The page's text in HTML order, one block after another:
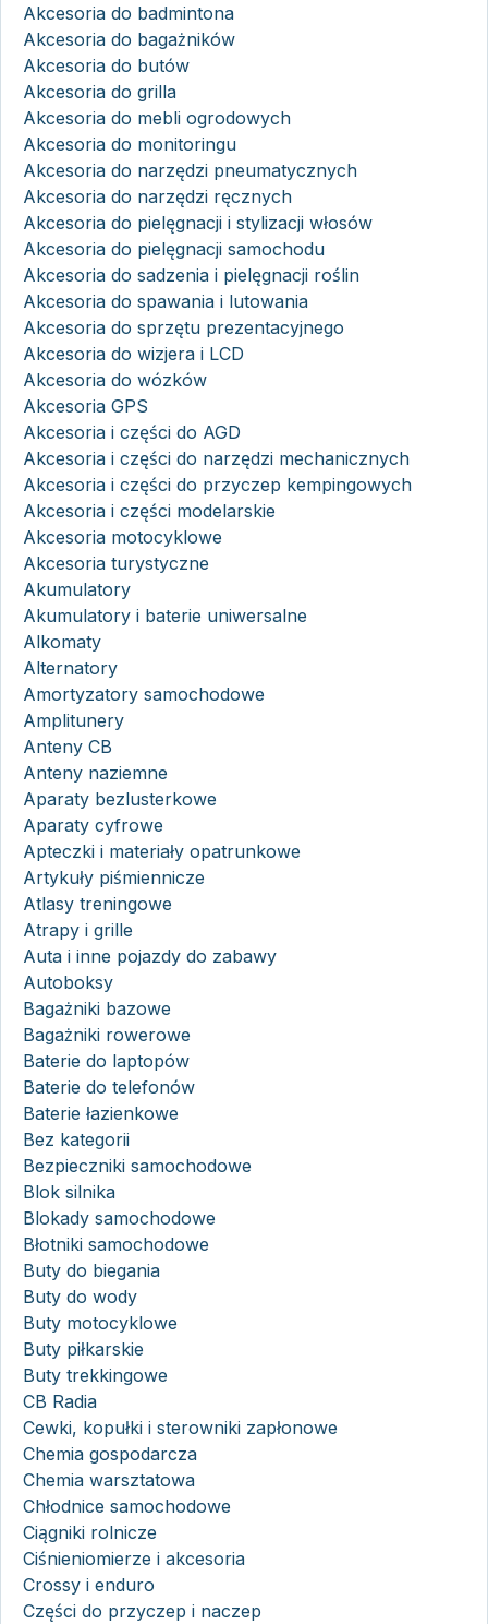
Akcesoria do badmintona
Akcesoria do bagażników
Akcesoria do butów
Akcesoria do grilla
Akcesoria do mebli ogrodowych
Akcesoria do monitoringu
Akcesoria do narzędzi pneumatycznych
Akcesoria do narzędzi ręcznych
Akcesoria do pielęgnacji i stylizacji włosów
Akcesoria do pielęgnacji samochodu
Akcesoria do sadzenia i pielęgnacji roślin
Akcesoria do spawania i lutowania
Akcesoria do sprzętu prezentacyjnego
Akcesoria do wizjera i LCD
Akcesoria do wózków
Akcesoria GPS
Akcesoria i części do AGD
Akcesoria i części do narzędzi mechanicznych
Akcesoria i części do przyczep kempingowych
Akcesoria i części modelarskie
Akcesoria motocyklowe
Akcesoria turystyczne
Akumulatory
Akumulatory i baterie uniwersalne
Alkomaty
Alternatory
Amortyzatory samochodowe
Amplitunery
Anteny CB
Anteny naziemne
Aparaty bezlusterkowe
Aparaty cyfrowe
Apteczki i materiały opatrunkowe
Artykuły piśmiennicze
Atlasy treningowe
Atrapy i grille
Auta i inne pojazdy do zabawy
Autoboksy
Bagażniki bazowe
Bagażniki rowerowe
Baterie do laptopów
Baterie do telefonów
Baterie łazienkowe
Bez kategorii
Bezpieczniki samochodowe
Blok silnika
Blokady samochodowe
Błotniki samochodowe
Buty do biegania
Buty do wody
Buty motocyklowe
Buty piłkarskie
Buty trekkingowe
CB Radia
Cewki, kopułki i sterowniki zapłonowe
Chemia gospodarcza
Chemia warsztatowa
Chłodnice samochodowe
Ciągniki rolnicze
Ciśnieniomierze i akcesoria
Crossy i enduro
Części do przyczep i naczep